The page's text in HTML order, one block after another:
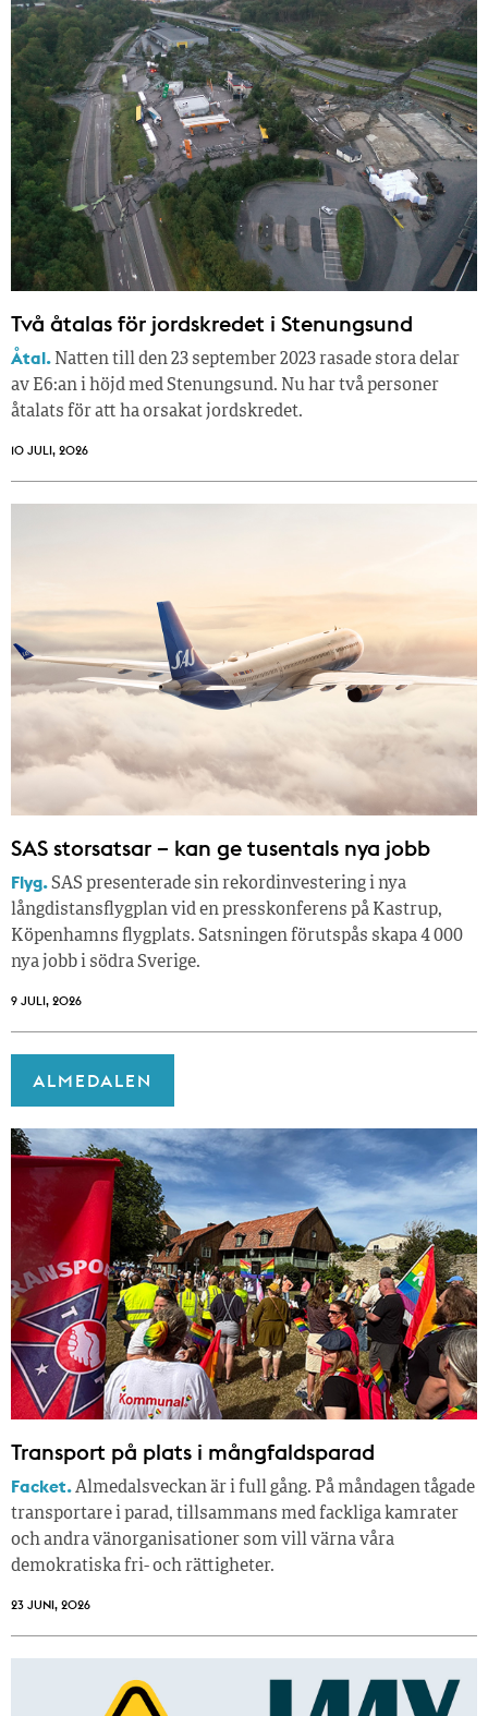
Två åtalas för jordskredet i Stenungsund
Åtal. Natten till den 23 september 2023 rasade stora delar
av E6:an i höjd med Stenungsund. Nu har två personer
åtalats för att ha orsakat jordskredet.
10 JULI, 2026
SAS storsatsar – kan ge tusentals nya jobb
Flyg.SAS presenterade sin rekordinvestering i nya
långdistansflygplan vid en presskonferens på Kastrup,
Köpenhamns flygplats. Satsningen förutspås skapa 4 000
nya jobb i södra Sverige.
9 JULI, 2026
ALMEDALEN
Transport på plats i mångfaldsparad
Facket.Almedalsveckan är i full gång. På måndagen tågade
transportare i parad, tillsammans med fackliga kamrater
och andra vänorganisationer som vill värna våra
demokratiska fri- och rättigheter.
23 JUNI, 2026